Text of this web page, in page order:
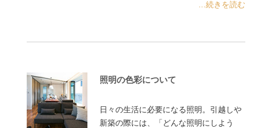
...続きを読む
照明の色彩について
日々の生活に必要になる照明。引越しや
新築の際には、「どんな照明にしよう